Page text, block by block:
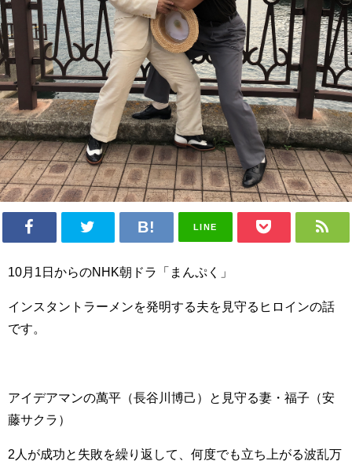
LINE
10月1日からのNHK朝ドラ「まんぷく」
インスタントラーメンを発明する夫を見守るヒロインの話
です。
アイデアマンの萬平（長谷川博己）と見守る妻・福子（安
藤サクラ）
2人が成功と失敗を繰り返して、何度でも立ち上がる波乱万